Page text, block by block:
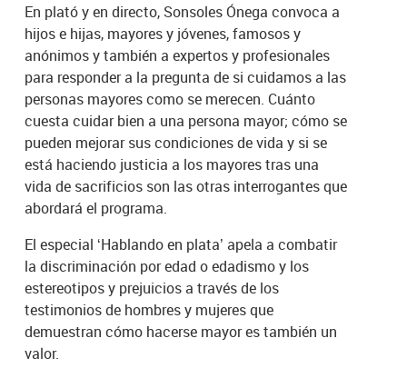
En plató y en directo, Sonsoles Ónega convoca a
hijos e hijas, mayores y jóvenes, famosos y
anónimos y también a expertos y profesionales
para responder a la pregunta de si cuidamos a las
personas mayores como se merecen. Cuánto
cuesta cuidar bien a una persona mayor; cómo se
pueden mejorar sus condiciones de vida y si se
está haciendo justicia a los mayores tras una
vida de sacrificios son las otras interrogantes que
abordará el programa.
El especial ‘Hablando en plata’ apela a combatir
la discriminación por edad o edadismo y los
estereotipos y prejuicios a través de los
testimonios de hombres y mujeres que
demuestran cómo hacerse mayor es también un
valor.